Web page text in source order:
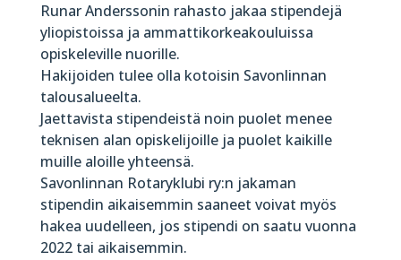
Runar Anderssonin rahasto jakaa stipendejä
yliopistoissa ja ammattikorkeakouluissa
opiskeleville nuorille.
Hakijoiden tulee olla kotoisin Savonlinnan
talousalueelta.
Jaettavista stipendeistä noin puolet menee
teknisen alan opiskelijoille ja puolet kaikille
muille aloille yhteensä.
Savonlinnan Rotaryklubi ry:n jakaman
stipendin aikaisemmin saaneet voivat myös
hakea uudelleen, jos stipendi on saatu vuonna
2022 tai aikaisemmin.